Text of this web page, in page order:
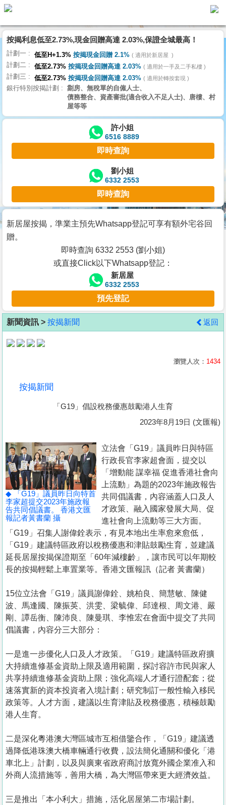
代
理
主
頁
搵
樓/
交
業
主
宅
谷
按
客
地
產
置
業
手
冊
關
於
我
們
按揭利息低至2.73%,現金回贈高達 2.03%,保證全城最高！
計劃一 低至H+1.3% 按揭現金回贈 2.1% 適用於新居屋
計劃二 低至2.73% 按揭現金回贈高達 2.03% 適用於一手及二手私樓
計劃三 低至2.73% 按揭現金回贈高達 2.03% 適用於轉按套現
銀行特別按揭計劃
劏房、無稅單的自僱人士、
債務整合、資產審批(適合收入不足人士)、唐樓、村
屋等等
許小姐
6516 8889
即時查詢
劉小姐
6332 2553
即時查詢
新居屋按揭，準業主預先Whatsapp登記可享有額外宅谷回
贈。
即時查詢 6332 2553 (劉小姐)
或直接Click以下Whatsapp登記：
新居屋
6332 2553
預先登記
新聞資訊 > 按揭新聞 返回
瀏覽人次： 1434
按揭新聞
「G19」倡設稅務優惠鼓勵港人生育
2023年8月19日 (文匯報)
◆ 「G19」議員昨日向特首
李家超提交2023年施政報
告共同倡議書。 香港文匯
報記者黃書蘭 攝
立法會「G19」議員昨日與特區
行政長官李家超會面，提交以
「增動能 謀幸福 促進香港社會向
上流動」為題的2023年施政報告
共同倡議書，內容涵蓋人口及人
才政策、融入國家發展大局、促
進社會向上流動等三大方面。
「G19」召集人謝偉銓表示，有見本地出生率愈來愈低，
「G19」建議特區政府以稅務優惠和津貼鼓勵生育，並建議
延長居屋按揭保證期至「60年減樓齡」，讓市民可以年期較
長的按揭輕鬆上車置業等。香港文匯報訊（記者 黃書蘭）
15位立法會「G19」議員謝偉銓、姚柏良、簡慧敏、陳健
波、馬逢國、陳振英、洪雯、梁毓偉、邱達根、周文港、嚴
剛、譚岳衡、陳沛良、陳曼琪、李惟宏在會面中提交了共同
倡議書，內容分三大部分：
一是進一步優化人口及人才政策。「G19」建議特區政府擴
大持續進修基金資助上限及適用範圍，探討容許市民與家人
共享持續進修基金資助上限；強化高端人才通行證配套；從
速落實新的資本投資者入境計劃；研究制訂一般性輸入移民
政策等。人才方面，建議以生育津貼及稅務優惠，積極鼓勵
港人生育。
二是深化粵港澳大灣區城市互相借鑒合作，「G19」建議透
過降低港珠澳大橋車輛通行收費，設法簡化通關和優化「港
車北上」計劃，以及與廣東省政府商討放寬外國企業准入和
外商人流措施等，善用大橋，為大灣區帶來更大經濟效益。
三是推出「本小利大」措施，活化居屋第二市場計劃。